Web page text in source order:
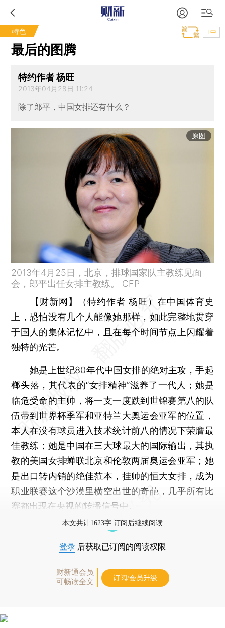
特色 T中
最后的图腾
特约作者 杨旺
2013年04月28日 11:24
除了郎平，中国女排还有什么？
原图
2013年4月25日，北京，排球国家队主教练见面
会，郎平出任女排主教练。 CFP
【财新网】（特约作者 杨旺） 在中国体育史
上，恐怕没有几个人能像她那样，如此完整地贯穿
于国人的集体记忆中，且在每个时间节点上闪耀着
独特的光芒。
她是上世纪80年代中国女排的绝对主攻，手起
榔头落，其代表的“女排精神”滋养了一代人；她是
临危受命的主帅，将一支一度跌到世锦赛第八的队
伍带到世界杯季军和亚特兰大奥运会亚军的位置，
本人在没有球员进入技术统计前八的情况下荣膺最
佳教练；她是中国在三大球最大的国际输出，其执
教的美国女排蝉联北京和伦敦两届奥运会亚军；她
是出口转内销的绝佳范本，挂帅的恒大女排，成为
职业联赛这个沙漠里横空出世的奇葩，几乎所有比
赛都出现在央视的转播信号中。
本文共计1623字 订阅后继续阅读
登录 后获取已订阅的阅读权限
财新通会员
可畅读全文
订阅/会员升级